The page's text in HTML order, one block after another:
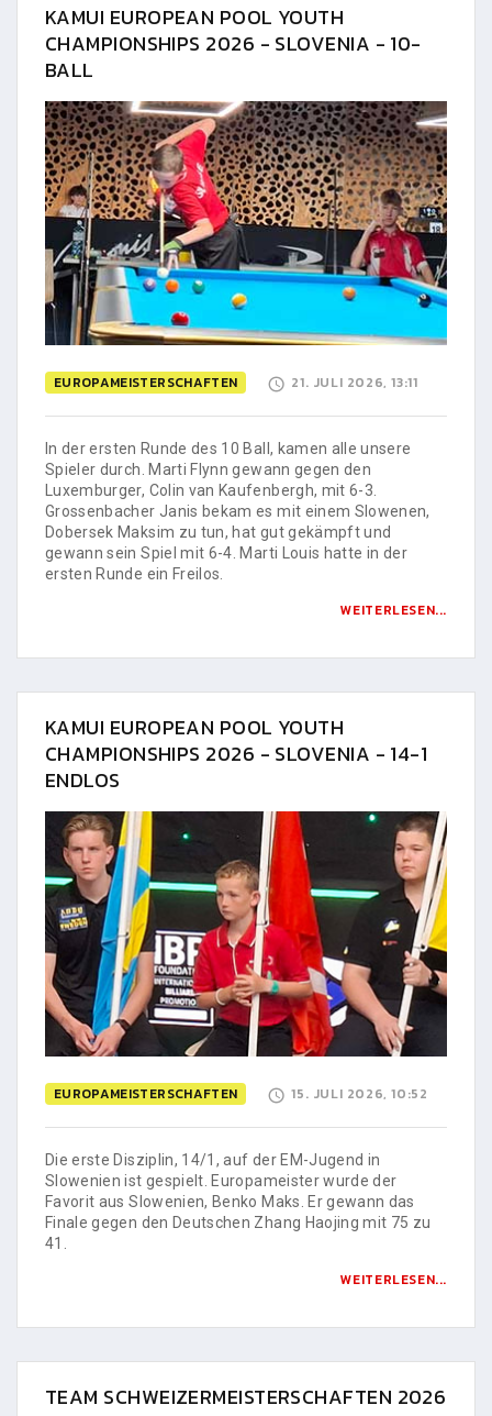
KAMUI EUROPEAN POOL YOUTH
CHAMPIONSHIPS 2026 - SLOVENIA - 10-
BALL
EUROPAMEISTERSCHAFTEN 21. JULI 2026, 13:11
In der ersten Runde des 10 Ball, kamen alle unsere
Spieler durch. Marti Flynn gewann gegen den
Luxemburger, Colin van Kaufenbergh, mit 6-3.
Grossenbacher Janis bekam es mit einem Slowenen,
Dobersek Maksim zu tun, hat gut gekämpft und
gewann sein Spiel mit 6-4. Marti Louis hatte in der
ersten Runde ein Freilos.
WEITERLESEN...
KAMUI EUROPEAN POOL YOUTH
CHAMPIONSHIPS 2026 - SLOVENIA - 14-1
ENDLOS
EUROPAMEISTERSCHAFTEN 15. JULI 2026, 10:52
Die erste Disziplin, 14/1, auf der EM-Jugend in
Slowenien ist gespielt. Europameister wurde der
Favorit aus Slowenien, Benko Maks. Er gewann das
Finale gegen den Deutschen Zhang Haojing mit 75 zu
41.
WEITERLESEN...
TEAM SCHWEIZERMEISTERSCHAFTEN 2026